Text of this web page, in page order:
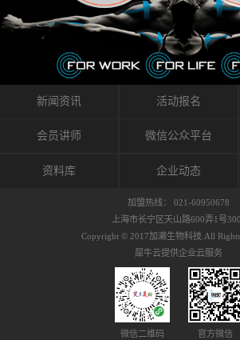
性，减少贴布本身带
么原因引起的过敏瘙
仅供大家参考，希望
们分析解剖下过敏的
KINESIO贴布贴扎后
原因，简单分为外因
括：1）面料的伸展
能会给皮肤带来过度
间内表现出症状，而
对身体没有伤害（副
状。 但是，由于营养
坏，各种细胞就会发
态下，细胞因子会自
间传递适当的修复信
因子级联；细胞因子
者甚至提供不需要的
自然愈合能力不仅不
恶化的环境。Kinesio
决这些问题。
疗法）的概念是空（
（抑制热的上升），
作出来。 特别地，
Tappling®（Kinesio医
长时间给予适...
放压力，刺激深层筋
种可以改变肌肉、筋
关系的方法。 间质液
官。研究人员认为，
且柔软的蛋白质结构
流体的空间构成的。
最大的脏器，约占体
内流通，有助于细胞
周围进行轻柔的刺激
到辅助修复损伤组织
膜，韧带和关节周围
体力学理论加濑博士-
人流体力学理论是以
的纤细筋膜的性质为
新闻资讯 活动报名
会员讲师 微信公众平台
资料库 企业动态
加盟热线： 021-60950678
上海市长宁区天山路600弄1号
Copyright © 2017加濑生物科技.All Rights
犀牛云提供企业云服务
微信二维码 官方微信